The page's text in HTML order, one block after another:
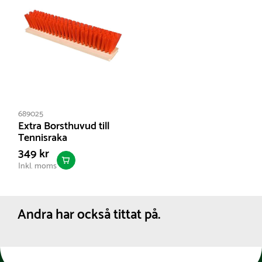
689025
Extra Borsthuvud till
Tennisraka
349 kr
Inkl. moms
Andra har också tittat på.